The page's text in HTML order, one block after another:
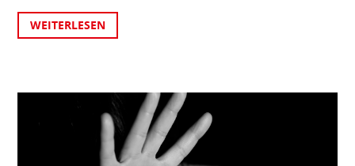
WEITERLESEN